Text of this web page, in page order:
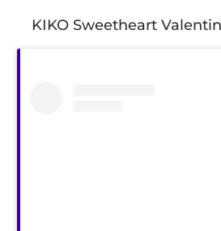
KIKO Sweetheart